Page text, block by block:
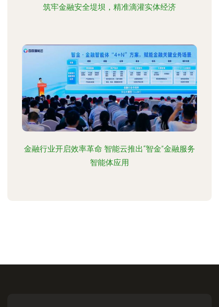
筑牢金融安全堤坝，精准滴灌实体经济
金融行业开启效率革命 智能云推出“智金”金融服务
智能体应用